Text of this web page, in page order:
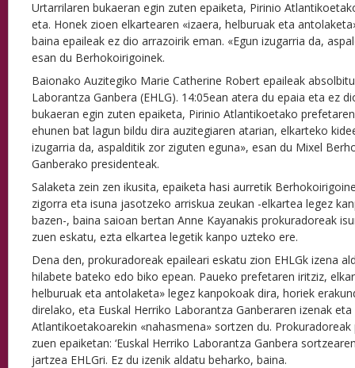
Urtarrilaren bukaeran egin zuten epaiketa, Pirinio
eta. Honek zioen elkartearen «izaera, helburuak eta
baina epaileak ez dio arrazoirik eman. «Egun izugarria da,
esan du Berhokoirigoinek.
Baionako Auzitegiko Marie Catherine Robert epaileak
Laborantza Ganbera (EHLG). 14:05ean atera du epaia eta ez
bukaeran egin zuten epaiketa, Pirinio Atlantikoetako
ehunen bat lagun bildu dira auzitegiaren atarian, elkarteko
izugarria da, aspalditik zor ziguten eguna», esan du Mixel
Ganberako presidenteak.
Salaketa zein zen ikusita, epaiketa hasi aurretik
zigorra eta isuna jasotzeko arriskua zeukan -elkartea legez
bazen-, baina saioan bertan Anne Kayanakis prokuradoreak
zuen eskatu, ezta elkartea legetik kanpo uzteko ere.
Dena den, prokuradoreak epaileari eskatu zion EHLGk izena
hilabete bateko edo biko epean. Paueko prefetaren iritziz,
helburuak eta antolaketa» legez kanpokoak dira, horiek
direlako, eta Euskal Herriko Laborantza Ganberaren izenak
Atlantikoetakoarekin «nahasmena» sortzen du.
zuen epaiketan: ‘Euskal Herriko Laborantza Ganbera
jartzea EHLGri. Ez du izenik aldatu beharko, baina.